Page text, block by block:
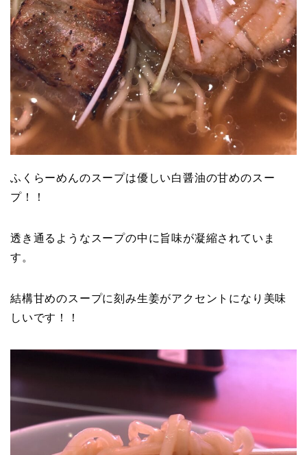
ふくらーめんのスープは優しい白醤油の甘めのスー
プ！！
透き通るようなスープの中に旨味が凝縮されていま
す。
結構甘めのスープに刻み生姜がアクセントになり美味
しいです！！